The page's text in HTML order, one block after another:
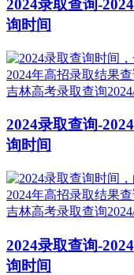
2024录取查询-
询时间
吉林高考录取查询
2024录取查询-
询时间
吉林高考录取查询
2024录取查询-
询时间